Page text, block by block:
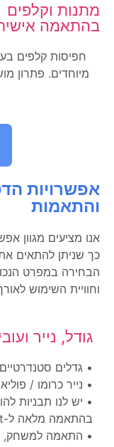
מתנות וקלפים
בהתאמה אישית
חפיסות קלפים
מיוחדים. פתרון
אפשרויות
והתאמות
אנו מציעים מגוון
כך שניתן להתאים
הבחירה במפרט
וחוויית השימוש לאורך
גודל, נייר ועובי
• גדלים
• נייר כרומו /
• יש לנו תבניות
בהתאמה מלאה ל-PowerPoint
• התאמה למשחק,